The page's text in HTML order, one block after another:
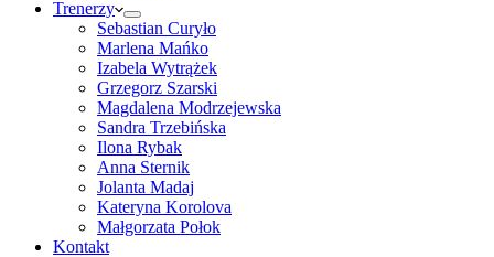
Trenerzy
Sebastian Curyło
Marlena Mańko
Izabela Wytrążek
Grzegorz Szarski
Magdalena Modrzejewska
Sandra Trzebińska
Ilona Rybak
Anna Sternik
Jolanta Madaj
Kateryna Korolova
Małgorzata Połok
Kontakt